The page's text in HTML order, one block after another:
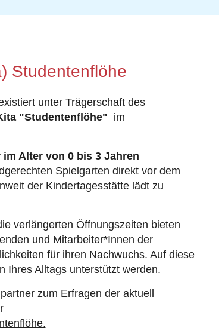
Studentenflöhe
unter Trägerschaft des
"Studentenflöhe" im
Alter von 0 bis 3 Jahren
Spielgarten direkt vor dem
der Kindertagesstätte lädt zu
verlängerten Öffnungszeiten bieten
und Mitarbeiter*Innen der
für ihren Nachwuchs. Auf diese
Ihres Alltags unterstützt werden.
zum Erfragen der aktuell